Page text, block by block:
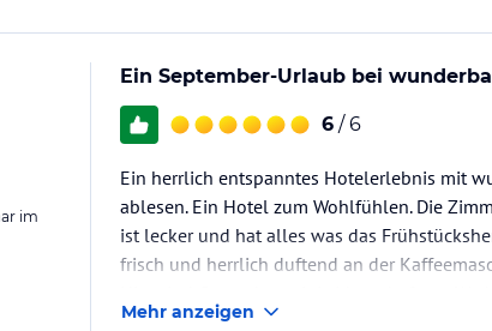
dieseren besonderen Serviceleistungen wie Benützung der
nutzbar und der freie Eintritt in viele Museen.
Hoteliers-/Veranstalter-/Kataloginformationen. Alle
HolidayCheck. Bitte lies vor der Buchung die verbindlichen
im
Ein September-Urlaub bei
6 / 6
Ein herrlich entspanntes Hotelerlebnis mit
ablesen. Ein Hotel zum Wohlfühlen. Die
ist lecker und hat alles was das
frisch und herrlich duftend an der
Mehr anzeigen